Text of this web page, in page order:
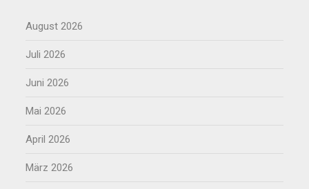
August 2026
Juli 2026
Juni 2026
Mai 2026
April 2026
März 2026